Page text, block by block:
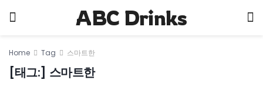
ABC Drinks
Home Tag 스마트한
[태그:] 스마트한